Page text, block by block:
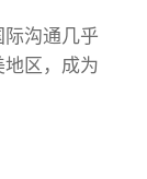
沟通几乎
区，成为